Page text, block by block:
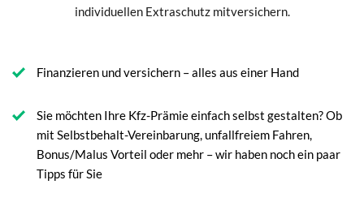
individuellen Extraschutz mitversichern.
Finanzieren und versichern – alles aus einer Hand
Sie möchten Ihre Kfz-Prämie einfach selbst gestalten? Ob
mit Selbstbehalt-Vereinbarung, unfallfreiem Fahren,
Bonus/Malus Vorteil oder mehr – wir haben noch ein paar
Tipps für Sie